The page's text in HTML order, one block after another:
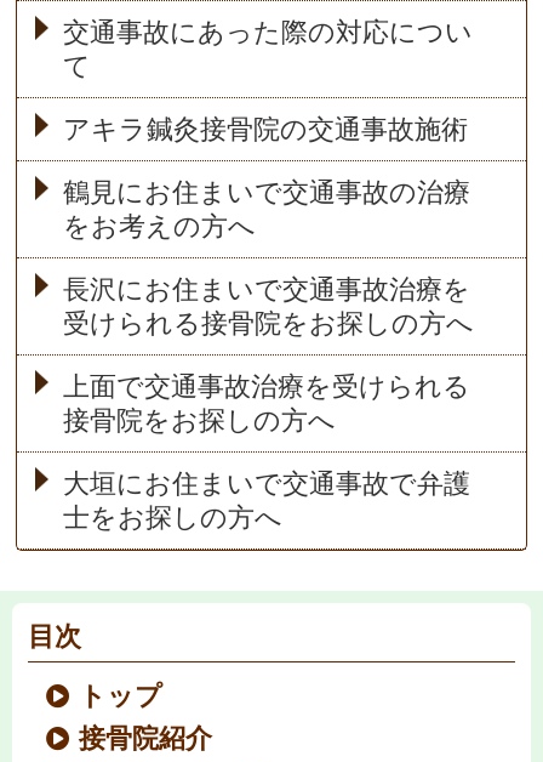
交通事故にあった際の対応につい
て
アキラ鍼灸接骨院の交通事故施術
鶴見にお住まいで交通事故の治療
をお考えの方へ
長沢にお住まいで交通事故治療を
受けられる接骨院をお探しの方へ
上面で交通事故治療を受けられる
接骨院をお探しの方へ
大垣にお住まいで交通事故で弁護
士をお探しの方へ
目次
トップ
接骨院紹介